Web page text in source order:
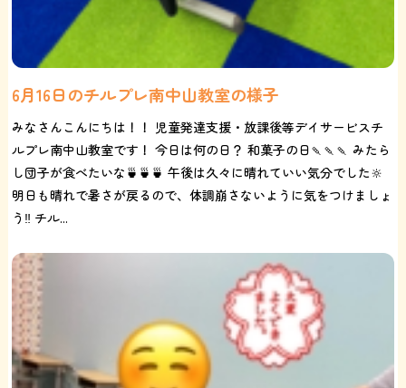
6月16日のチルプレ南中山教室の様子
みなさんこんにちは！！ 児童発達支援・放課後等デイサービスチ
ルプレ南中山教室です！ 今日は何の日？ 和菓子の日🍡🍡🍡 みたら
し団子が食べたいな🍵🍵🍵 午後は久々に晴れていい気分でした🔆
明日も晴れで暑さが戻るので、体調崩さないように気をつけましょ
う‼️ チル...